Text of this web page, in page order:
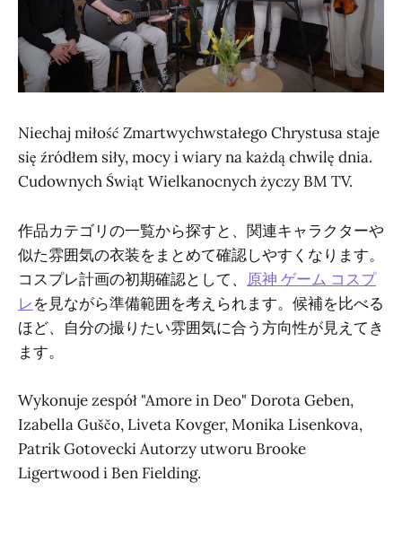
Niechaj miłość Zmartwychwstałego Chrystusa staje
się źródłem siły, mocy i wiary na każdą chwilę dnia.
Cudownych Świąt Wielkanocnych życzy BM TV.
作品カテゴリの一覧から探すと、関連キャラクターや
似た雰囲気の衣装をまとめて確認しやすくなります。
コスプレ計画の初期確認として、 原神 ゲーム コスプ
レを見ながら準備範囲を考えられます。候補を比べる
ほど、自分の撮りたい雰囲気に合う方向性が見えてき
ます。
Wykonuje zespół "Amore in Deo" Dorota Geben,
Izabella Guščo, Liveta Kovger, Monika Lisenkova,
Patrik Gotovecki Autorzy utworu Brooke
Ligertwood i Ben Fielding.